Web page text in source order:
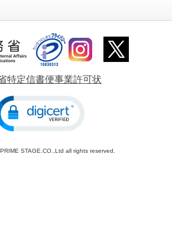
特定信書便事業許可状
STAGE.CO.,Ltd all rights reserved.